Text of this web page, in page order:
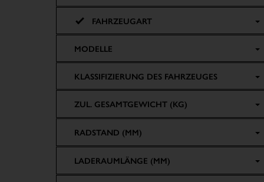
FAHRZEUGART
MODELLE
KLASSIFIZIERUNG DES FAHRZEUGES
ZUL. GESAMTGEWICHT (KG)
RADSTAND (MM)
LADERAUMLÄNGE (MM)